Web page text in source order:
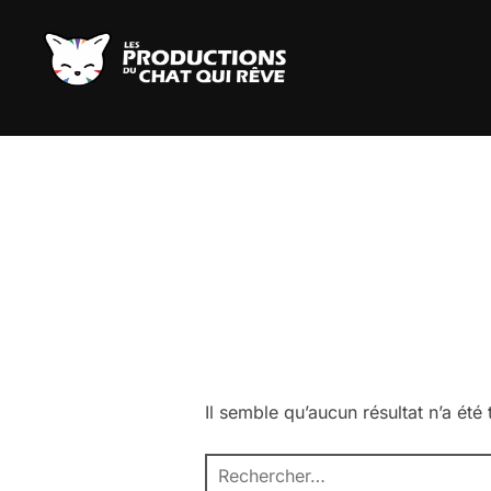
contenu
Il semble qu’aucun résultat n’a
Recherche